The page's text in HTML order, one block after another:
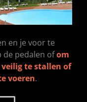
en je voor te
de pedalen ofom
te stallen of
voeren.